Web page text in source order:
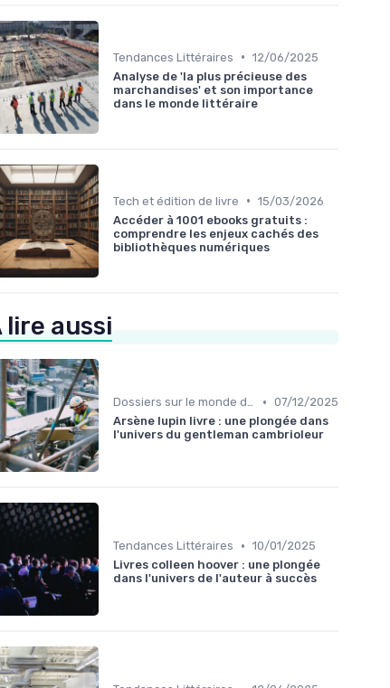
Tendances Littéraires • 12/06/2025
Analyse de 'la plus précieuse des
marchandises' et son importance
dans le monde littéraire
Tech et édition de livre • 15/03/2026
Accéder à 1001 ebooks gratuits :
comprendre les enjeux cachés des
bibliothèques numériques
lire aussi
Dossiers sur le monde de l'édition • 07/12/2025
Arsène lupin livre : une plongée dans
l'univers du gentleman cambrioleur
Tendances Littéraires • 10/01/2025
Livres colleen hoover : une plongée
dans l'univers de l'auteur à succès